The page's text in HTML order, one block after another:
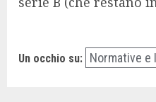
Un occhio su: Normative e